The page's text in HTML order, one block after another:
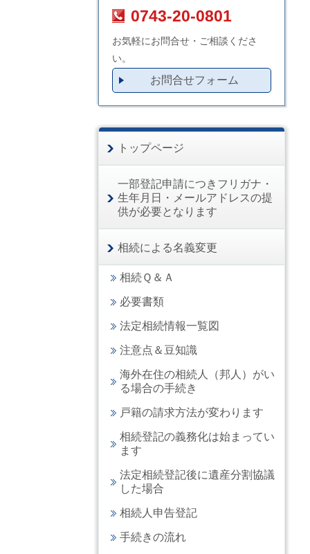
0743-20-0801
お気軽にお問合せ・ご相談くださ
い。
お問合せフォーム
トップページ
一部登記申請につきフリガナ・
生年月日・メールアドレスの提
供が必要となります
相続による名義変更
相続Ｑ＆Ａ
必要書類
法定相続情報一覧図
注意点＆豆知識
海外在住の相続人（邦人）がい
る場合の手続き
戸籍の請求方法が変わります
相続登記の義務化は始まってい
ます
法定相続登記後に遺産分割協議
した場合
相続人申告登記
手続きの流れ